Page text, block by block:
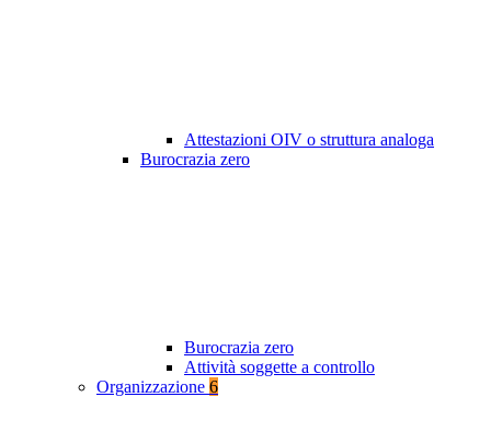
Attestazioni OIV o struttura analoga
Burocrazia zero
Burocrazia zero
Attività soggette a controllo
Organizzazione 6